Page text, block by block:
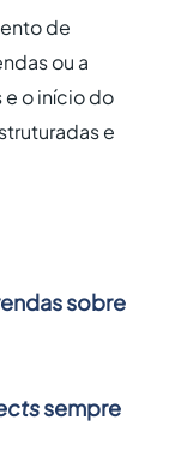
de
ou a
o início do
e
sobre
sempre